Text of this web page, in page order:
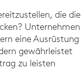
die die
Unternehmen
eine Ausrüstung
gewährleistet
zu leisten